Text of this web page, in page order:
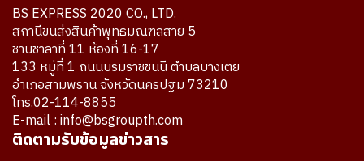
BS EXPRESS 2020 CO., LTD.
สถานีขนส่งสินค้าพุทธมณฑลสาย 5
ชานชาลาที่ 11 ห้องที่ 16-17
133 หมู่ที่ 1 ถนนบรมราชชนนี ตำบลบางเตย
อำเภอสามพราน จังหวัดนครปฐม 73210
โทร.02-114-8855
E-mail : info@bsgroupth.com
ติดตามรับข้อมูลข่าวสาร